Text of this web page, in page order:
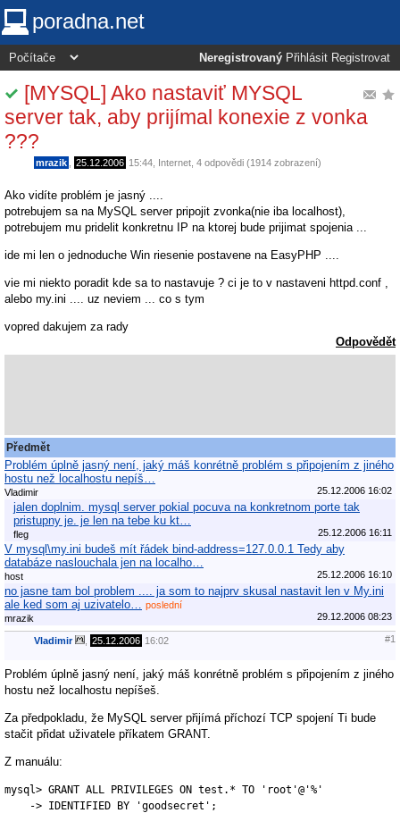
poradna.net
Neregistrovaný Přihlásit Registrovat
[MYSQL] Ako nastaviť MYSQL
server tak, aby prijímal konexie z vonka
???
mrazik 25.12.2006 15:44 Internet , 4 odpovědi (1914 zobrazení)
Ako vidíte problém je jasný ....
potrebujem sa na MySQL server pripojit zvonka(nie iba localhost),
potrebujem mu pridelit konkretnu IP na ktorej bude prijimat spojenia ...
ide mi len o jednoduche Win riesenie postavene na EasyPHP ....
vie mi niekto poradit kde sa to nastavuje ? ci je to v nastaveni httpd.conf ,
alebo my.ini .... uz neviem ... co s tym
vopred dakujem za rady
Odpovědět
Předmět
Problém úplně jasný není, jaký máš konrétně problém s připojením z jiného
hostu než localhostu nepíš…
Vladimir 25.12.2006 16:02
jalen doplnim. mysql server pokial pocuva na konkretnom porte tak
pristupny je. je len na tebe ku kt…
fleg 25.12.2006 16:11
V mysql\my.ini budeš mít řádek bind-address=127.0.0.1 Tedy aby
databáze naslouchala jen na localho…
host 25.12.2006 16:10
no jasne tam bol problem .... ja som to najprv skusal nastavit len v My.ini
ale ked som aj uzivatelo…
poslední
mrazik
29.12.2006 08:23
Vladimir 25.12.2006 16:02 #1
Problém úplně jasný není, jaký máš konrétně problém s připojením z jiného
hostu než localhostu nepíšeš.
Za předpokladu, že MySQL server přijímá příchozí TCP spojení Ti bude
stačit přidat uživatele příkatem GRANT.
Z manuálu:
mysql> GRANT ALL PRIVILEGES ON test.* TO 'root'@'%'
    -> IDENTIFIED BY 'goodsecret';